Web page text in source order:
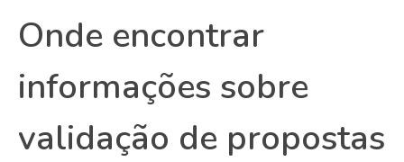
Onde encontrar
informações sobre
validação de propostas